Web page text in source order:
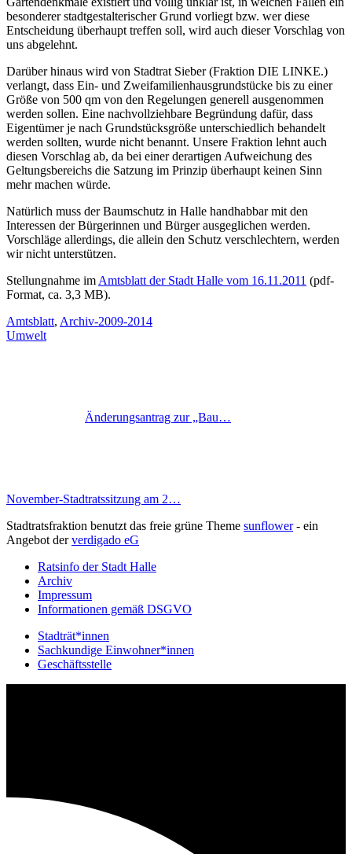
besonderer stadtgestalterischer Grund vorliegt bzw. wer diese
Entscheidung überhaupt treffen soll, wird auch dieser Vorschlag von
uns abgelehnt.
Darüber hinaus wird von Stadtrat Sieber (Fraktion DIE LINKE.)
verlangt, dass Ein- und Zweifamilienhausgrundstücke bis zu einer
Größe von 500 qm von den Regelungen generell ausgenommen
werden sollen. Eine nachvollziehbare Begründung dafür, dass
Eigentümer je nach Grundstücksgröße unterschiedlich behandelt
werden sollten, wurde nicht benannt. Unsere Fraktion lehnt auch
diesen Vorschlag ab, da bei einer derartigen Aufweichung des
Geltungsbereichs die Satzung im Prinzip überhaupt keinen Sinn
mehr machen würde.
Natürlich muss der Baumschutz in Halle handhabbar mit den
Interessen der Bürgerinnen und Bürger ausgeglichen werden.
Vorschläge allerdings, die allein den Schutz verschlechtern, werden
wir nicht unterstützen.
Stellungnahme im Amtsblatt der Stadt Halle vom 16.11.2011 (pdf-
Format, ca. 3,3 MB).
Amtsblatt, Archiv-2009-2014
Umwelt
Änderungsantrag zur „Bau…
November-Stadtratssitzung am 2…
Stadtratsfraktion benutzt das freie grüne Theme sunflower‐ ein
Angebot derverdigado eG
Ratsinfo der Stadt Halle
Archiv
Impressum
Informationen gemäß DSGVO
Stadträt*innen
Sachkundige Einwohner*innen
Geschäftsstelle